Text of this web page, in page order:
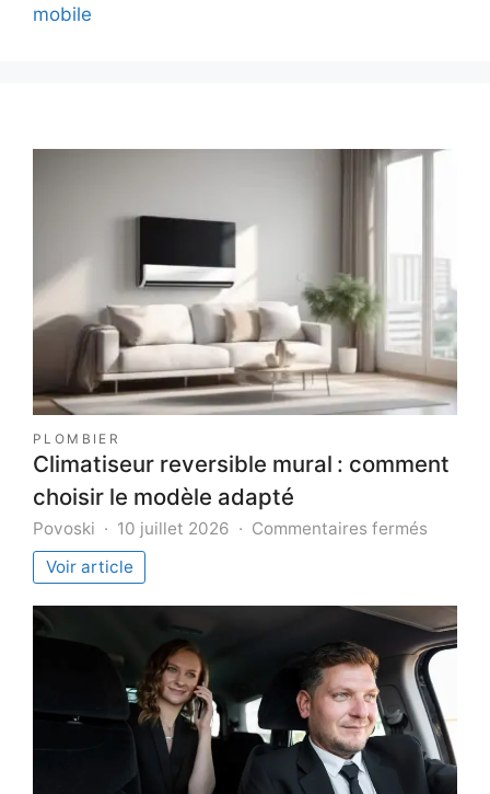
mobile
PLOMBIER
Climatiseur reversible mural : comment
choisir le modèle adapté
Povoski 10 juillet 2026 Commentaires fermés
choisir
le
modèle
adapté
Voir article